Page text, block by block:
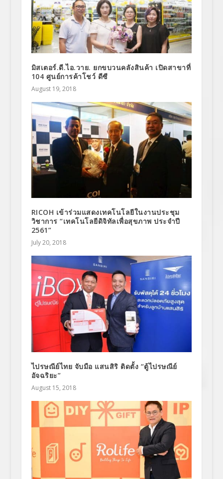
มิสเตอร์.ดี.ไอ.วาย. ยกขบวนคลังสินค้า เปิดสาขาที่
104 ศูนย์การค้าโชว์ ดีซี
August 19, 2018
RICOH เข้าร่วมแสดงเทคโนโลยีในงานประชุม
วิชาการ “เทคโนโลยีดิจิทัลเพื่อสุขภาพ ประจำปี
2561”
July 20, 2018
ไปรษณีย์ไทย จับมือ แสนสิริ ติดตั้ง “ตู้ไปรษณีย์
อัจฉริยะ”
August 15, 2018